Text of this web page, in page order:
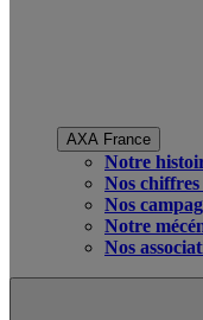
AXA France
Notre
Nos chiffres
Nos
Notre
Nos